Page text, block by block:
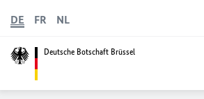
Deutsche Botschaft Brüssel
DE FR NL